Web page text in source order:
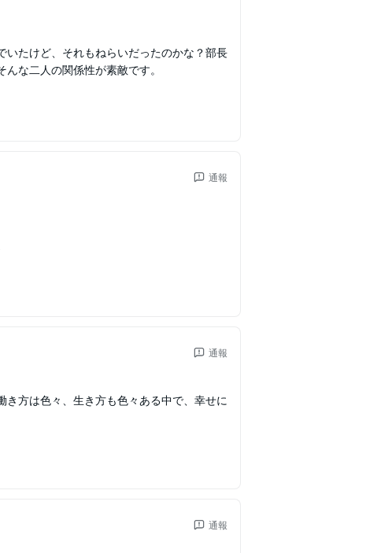
たけど、それもねらいだったのかな？部長
な二人の関係性が素敵です。
通報
通報
方は色々、生き方も色々ある中で、幸せに
通報